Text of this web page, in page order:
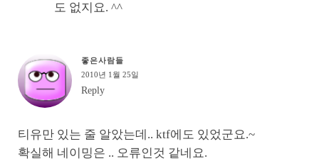
도 없지요. ^^
좋은사람들
2010년 1월 25일
Reply
티유만 있는 줄 알았는데.. ktf에도 있었군요.~
확실해 네이밍은 .. 오류인것 같네요.